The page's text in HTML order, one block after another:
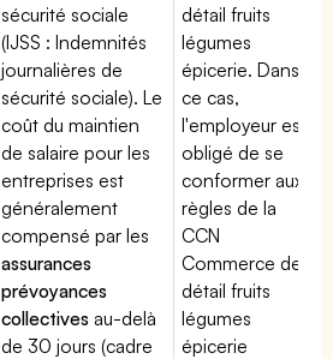
sécurité sociale
(IJSS : Indemnités
journalières de
sécurité sociale). Le
coût du maintien
de salaire pour les
entreprises est
généralement
compensé par les
assurances
prévoyances
collectives au-delà
de 30 jours (cadre
détail fruits
légumes
épicerie. Dans
ce cas,
l'employeur est
obligé de se
conformer aux
règles de la
CCN
Commerce de
détail fruits
légumes
épicerie